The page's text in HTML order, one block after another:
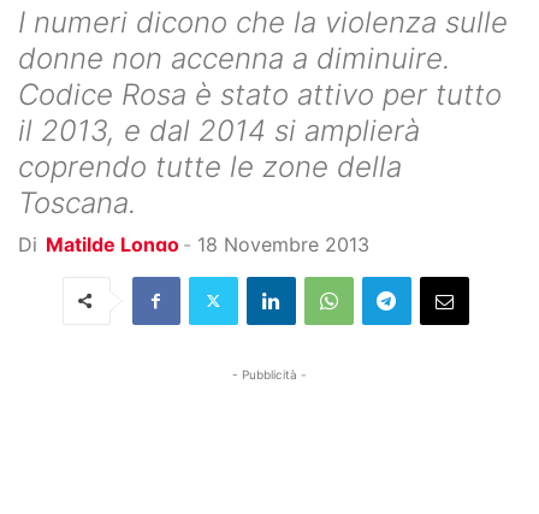
I numeri dicono che la violenza sulle
donne non accenna a diminuire.
Codice Rosa è stato attivo per tutto
il 2013, e dal 2014 si amplierà
coprendo tutte le zone della
Toscana.
Di Matilde Longo - 18 Novembre 2013
- Pubblicità -